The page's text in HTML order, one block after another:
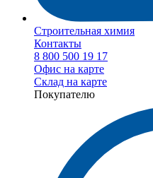
Строительная химия
Контакты
8 800 500 19 17
Офис на карте
Склад на карте
Покупателю